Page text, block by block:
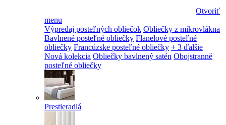
Otvoriť
menu
Výpredaj posteľných obliečok Obliečky z mikrovlákna
Bavlnené posteľné obliečky Flanelové posteľné
obliečky Francúzske posteľné obliečky + 3 ďalšie
Nová kolekcia Obliečky bavlnený satén Obojstranné
posteľné obliečky
Prestieradlá